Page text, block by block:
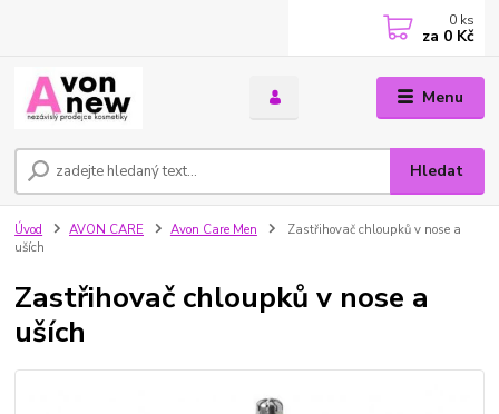
Menu
Hledat
0 ks
za 0 Kč
Úvod AVON CARE Avon Care Men
Zastřihovač chloupků v nose a
uších
Zastřihovač chloupků v nose a
uších